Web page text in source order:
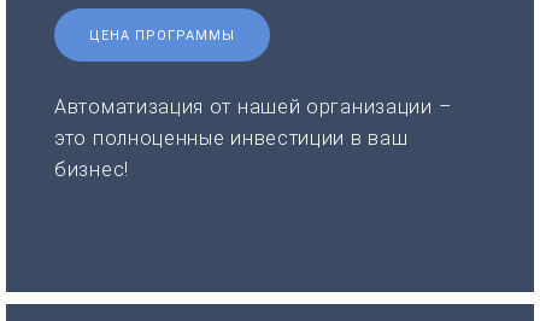
ЦЕНА ПРОГРАММЫ
Автоматизация от нашей организации –
это полноценные инвестиции в ваш
бизнес!